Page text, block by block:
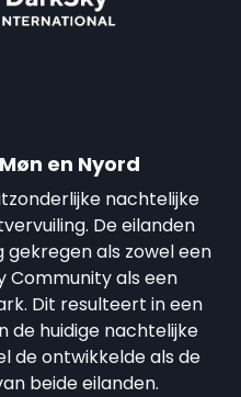
en Nyord
nachtelijke
De eilanden
als zowel een
Community als een
Dit resulteert in een
de huidige nachtelijke
de ontwikkelde als de
beide eilanden.